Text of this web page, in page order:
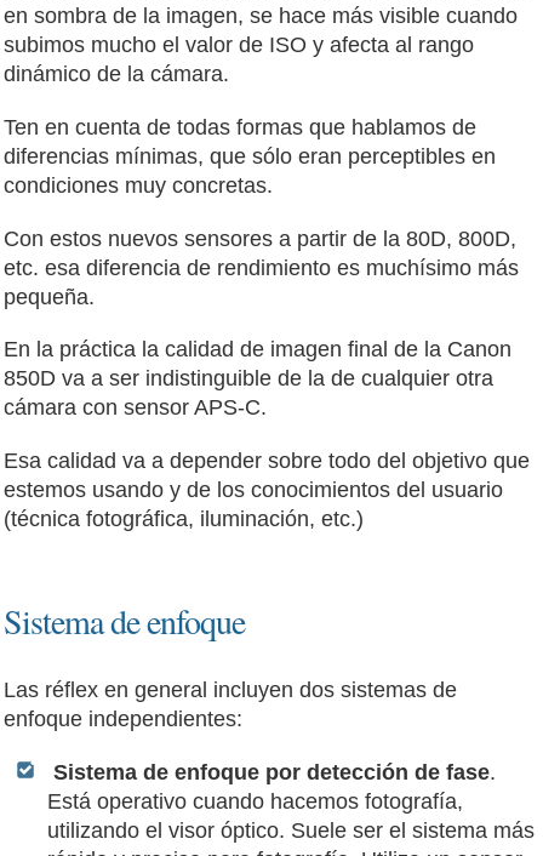
en sombra de la imagen, se hace más visible cuando
subimos mucho el valor de ISO y afecta al rango
dinámico de la cámara.
Ten en cuenta de todas formas que hablamos de
diferencias mínimas, que sólo eran perceptibles en
condiciones muy concretas.
Con estos nuevos sensores a partir de la 80D, 800D,
etc. esa diferencia de rendimiento es muchísimo más
pequeña.
En la práctica la calidad de imagen final de la Canon
850D va a ser indistinguible de la de cualquier otra
cámara con sensor APS-C.
Esa calidad va a depender sobre todo del objetivo que
estemos usando y de los conocimientos del usuario
(técnica fotográfica, iluminación, etc.)
Sistema de enfoque
Las réflex en general incluyen dos sistemas de
enfoque independientes:
Sistema de enfoque por detección de fase.
Está operativo cuando hacemos fotografía,
utilizando el visor óptico. Suele ser el sistema más